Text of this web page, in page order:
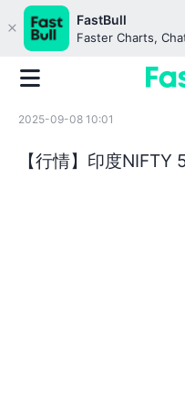
FastBull
Faster Charts,
2025-09-08 10:01
【行情】印度NIFTY